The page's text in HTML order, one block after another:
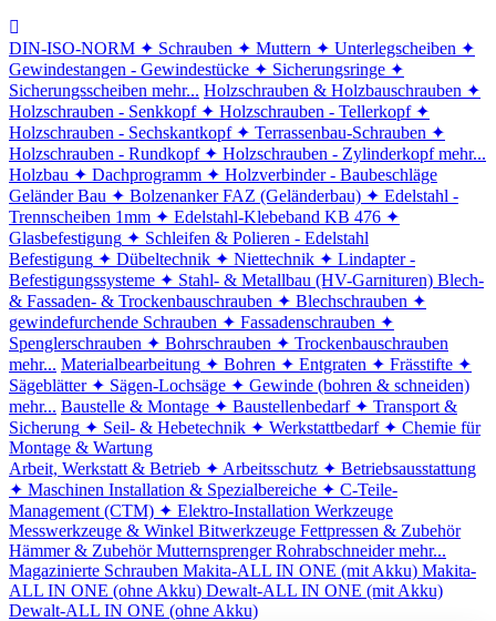
DIN-ISO-NORM ✦ Schrauben ✦ Muttern ✦ Unterlegscheiben ✦
Gewindestangen - Gewindestücke ✦ Sicherungsringe ✦
Sicherungsscheiben mehr... Holzschrauben & Holzbauschrauben ✦
Holzschrauben - Senkkopf ✦ Holzschrauben - Tellerkopf ✦
Holzschrauben - Sechskantkopf ✦ Terrassenbau-Schrauben ✦
Holzschrauben - Rundkopf ✦ Holzschrauben - Zylinderkopf mehr...
Holzbau ✦ Dachprogramm ✦ Holzverbinder - Baubeschläge
Geländer Bau ✦ Bolzenanker FAZ (Geländerbau) ✦ Edelstahl -
Trennscheiben 1mm ✦ Edelstahl-Klebeband KB 476 ✦
Glasbefestigung ✦ Schleifen & Polieren - Edelstahl
Befestigung ✦ Dübeltechnik ✦ Niettechnik ✦ Lindapter -
Befestigungssysteme ✦ Stahl- & Metallbau (HV-Garnituren) Blech-
& Fassaden- & Trockenbauschrauben ✦ Blechschrauben ✦
gewindefurchende Schrauben ✦ Fassadenschrauben ✦
Spenglerschrauben ✦ Bohrschrauben ✦ Trockenbauschrauben
mehr... Materialbearbeitung ✦ Bohren ✦ Entgraten ✦ Frässtifte ✦
Sägeblätter ✦ Sägen-Lochsäge ✦ Gewinde (bohren & schneiden)
mehr... Baustelle & Montage ✦ Baustellenbedarf ✦ Transport &
Sicherung ✦ Seil- & Hebetechnik ✦ Werkstattbedarf ✦ Chemie für
Montage & Wartung
Arbeit, Werkstatt & Betrieb ✦ Arbeitsschutz ✦ Betriebsausstattung
✦ Maschinen Installation & Spezialbereiche ✦ C-Teile-
Management (CTM) ✦ Elektro-Installation Werkzeuge
Messwerkzeuge & Winkel Bitwerkzeuge Fettpressen & Zubehör
Hämmer & Zubehör Mutternsprenger Rohrabschneider mehr...
Magazinierte Schrauben Makita-ALL IN ONE (mit Akku) Makita-
ALL IN ONE (ohne Akku) Dewalt-ALL IN ONE (mit Akku)
Dewalt-ALL IN ONE (ohne Akku)